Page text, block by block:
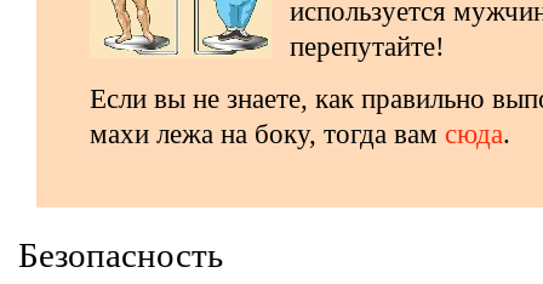
используется
перепутайте!
Если вы не знаете, как правильно
махи лежа на боку, тогда вам сюда.
Безопасность